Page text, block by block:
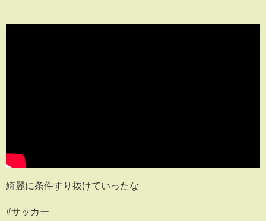
綺麗に条件すり抜けていったな
#サッカー